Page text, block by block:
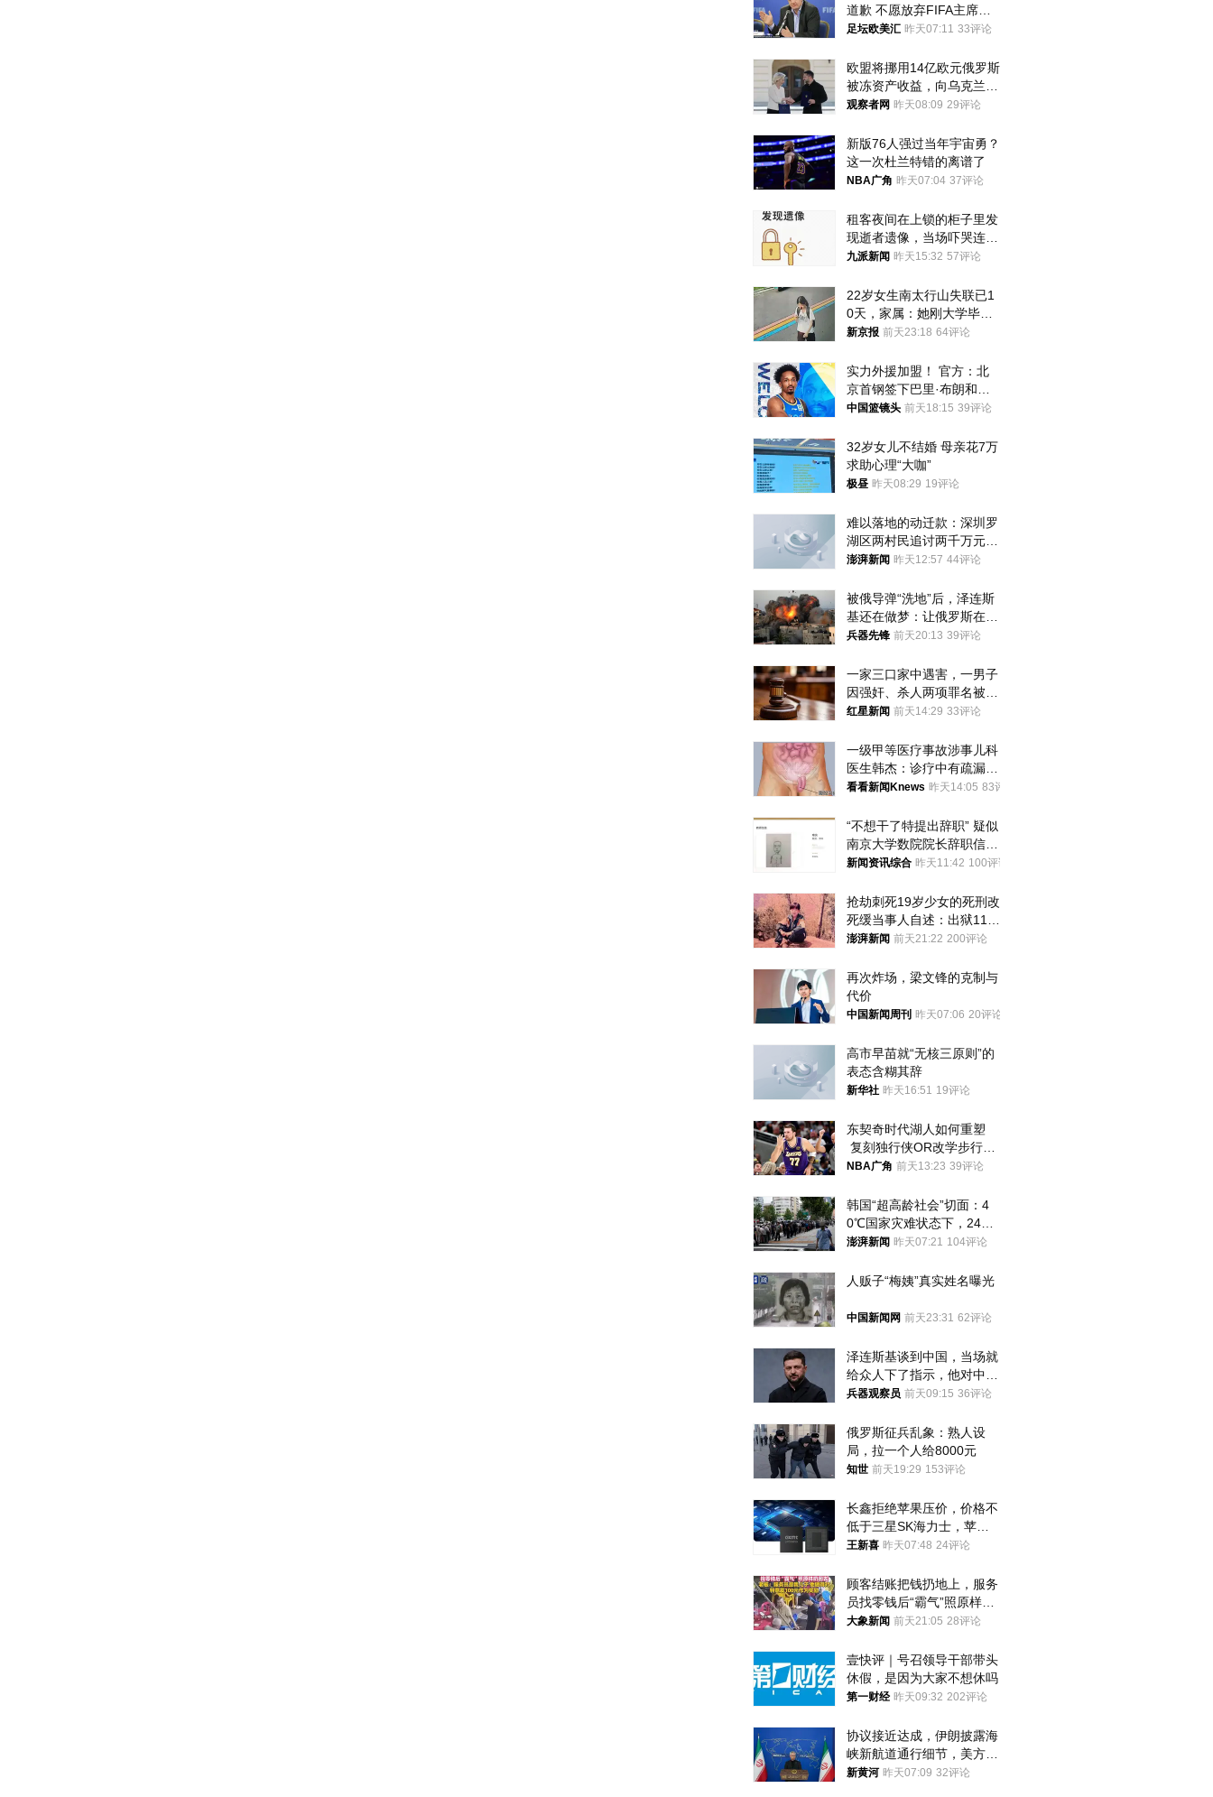
道歉 不愿放弃FIFA主席职
位
足坛欧美汇 昨天07:11 33评论
欧盟将挪用14亿欧元俄罗斯
被冻资产收益，向乌克兰提
供援助
观察者网 昨天08:09 29评论
新版76人强过当年宇宙勇？
这一次杜兰特错的离谱了
NBA广角 昨天07:04 37评论
租客夜间在上锁的柜子里发
现逝者遗像，当场吓哭连夜
搬离，房东退还押金
九派新闻 昨天15:32 57评论
22岁女生南太行山失联已1
0天，家属：她刚大学毕业
想到山里旅行
新京报 前天23:18 64评论
实力外援加盟！ 官方：北
京首钢签下巴里·布朗和桑
普森
中国篮镜头 前天18:15 39评论
32岁女儿不结婚 母亲花7万
求助心理“大咖”
极昼 昨天08:29 19评论
难以落地的动迁款：深圳罗
湖区两村民追讨两千万元动
迁款八年未果
澎湃新闻 昨天12:57 44评论
被俄导弹“洗地”后，泽连斯
基还在做梦：让俄罗斯在冬
季前求和？
兵器先锋 前天20:13 39评论
一家三口家中遇害，一男子
因强奸、杀人两项罪名被判
死缓 最高检介入后改判无
红星新闻 前天14:29 33评论
一级甲等医疗事故涉事儿科
医生韩杰：诊疗中有疏漏，
我认错，但不能认罪
看看新闻Knews 昨天14:05 83评论
“不想干了特提出辞职” 疑似
南京大学数院院长辞职信流
传 院方回应
新闻资讯综合 昨天11:42 100评论
抢劫刺死19岁少女的死刑改
死缓当事人自述：出狱11年
间始终刻意躲避被害人家属
澎湃新闻 前天21:22 200评论
再次炸场，梁文锋的克制与
代价
中国新闻周刊 昨天07:06 20评论
高市早苗就“无核三原则”的
表态含糊其辞
新华社 昨天16:51 19评论
东契奇时代湖人如何重塑
复刻独行侠OR改学步行
者？
NBA广角 前天13:23 39评论
韩国“超高龄社会”切面：4
0℃国家灾难状态下，2400
名首尔老人还在巷子里收废
澎湃新闻 昨天07:21 104评论
人贩子“梅姨”真实姓名曝光
中国新闻网 前天23:31 62评论
泽连斯基谈到中国，当场就
给众人下了指示，他对中国
和中乌关系，显然又有了新
兵器观察员 前天09:15 36评论
俄罗斯征兵乱象：熟人设
局，拉一个人给8000元
知世 前天19:29 153评论
长鑫拒绝苹果压价，价格不
低于三星SK海力士，苹果
失去了议价权
王新喜 昨天07:48 24评论
顾客结账把钱扔地上，服务
员找零钱后“霸气”照原样扔
回去
大象新闻 前天21:05 28评论
壹快评｜号召领导干部带头
休假，是因为大家不想休吗
第一财经 昨天09:32 202评论
协议接近达成，伊朗披露海
峡新航道通行细节，美方再
提“倒计时”
新黄河 昨天07:09 32评论